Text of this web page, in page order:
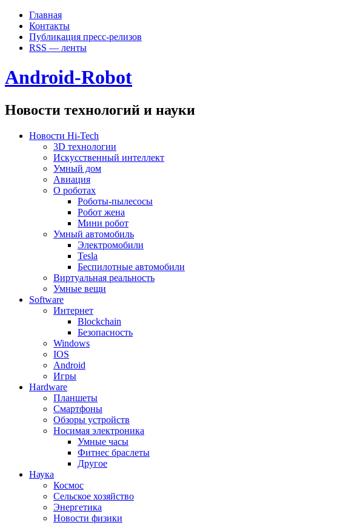
Главная
Контакты
Публикация пресс-релизов
RSS — ленты
Android-Robot
Новости технологий и науки
Новости Hi-Tech
3D технологии
Искусственный интеллект
Умный дом
Авиация
О роботах
Роботы-пылесосы
Робот жена
Мини робот
Умный автомобиль
Электромобили
Tesla
Беспилотные автомобили
Виртуальная реальность
Умные вещи
Software
Интернет
Blockchain
Безопасность
Windows
IOS
Android
Игры
Hardware
Планшеты
Смартфоны
Обзоры устройств
Носимая электроника
Умные часы
Фитнес браслеты
Другое
Наука
Космос
Сельское хозяйство
Энергетика
Новости физики